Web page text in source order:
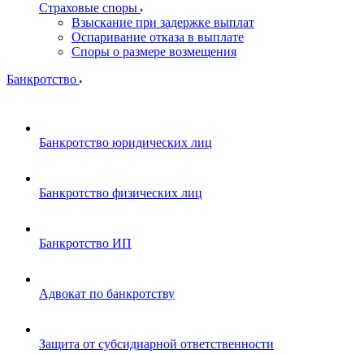
Страховые споры
Взыскание при задержке выплат
Оспаривание отказа в выплате
Споры о размере возмещения
Банкротство
Банкротство юридических лиц
Банкротство физических лиц
Банкротство ИП
Адвокат по банкротству
Защита от субсидиарной ответственности